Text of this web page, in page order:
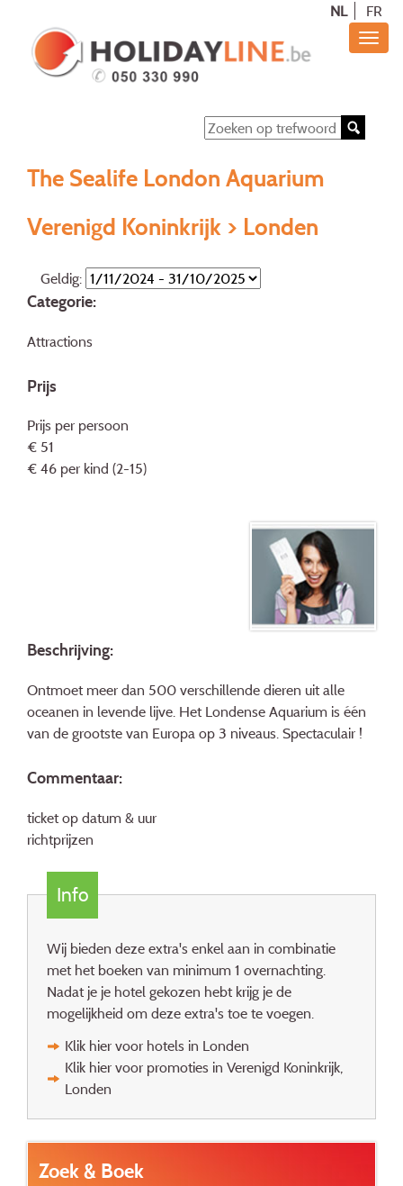
NL FR
The Sealife London Aquarium
Verenigd Koninkrijk > Londen
Geldig:
Categorie:
Attractions
Prijs
Prijs per persoon
€ 51
€ 46 per kind (2-15)
Beschrijving:
Ontmoet meer dan 500 verschillende dieren uit alle
oceanen in levende lijve. Het Londense Aquarium is één
van de grootste van Europa op 3 niveaus. Spectaculair !
Commentaar:
ticket op datum & uur
richtprijzen
Info
Wij bieden deze extra's enkel aan in combinatie
met het boeken van minimum 1 overnachting.
Nadat je je hotel gekozen hebt krijg je de
mogelijkheid om deze extra's toe te voegen.
Klik hier voor hotels in Londen
Klik hier voor promoties in Verenigd Koninkrijk,
Londen
Zoek & Boek